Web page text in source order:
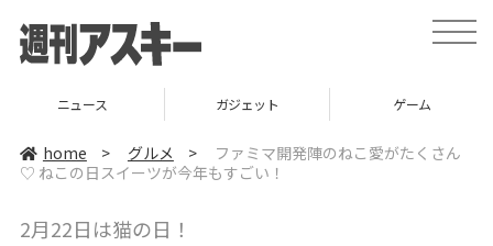
t
o
v
ニュース ガジェット ゲーム
home > グルメ >
ファミマ開発陣のねこ愛がたくさん
♡ ねこの日スイーツが今年もすごい！
2月22日は猫の日！